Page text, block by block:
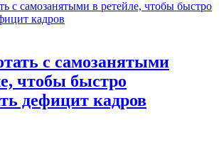
с самозанятыми
чтобы быстро
дефицит кадров